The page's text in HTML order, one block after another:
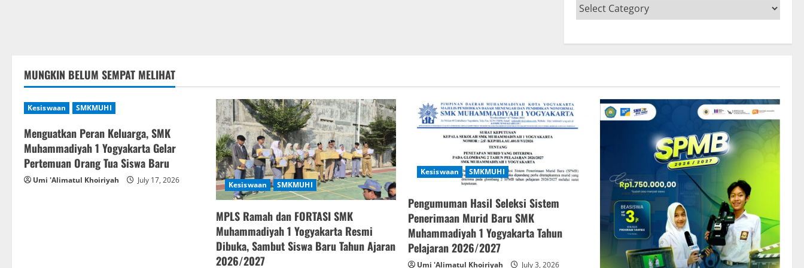
MUNGKIN BELUM SEMPAT MELIHAT
Kesiswaan SMKMUHI
Menguatkan Peran Keluarga, SMK
Muhammadiyah 1 Yogyakarta Gelar
Pertemuan Orang Tua Siswa Baru
Umi 'Alimatul Khoiriyah July 17, 2026 Kesiswaan SMKMUHI
MPLS Ramah dan FORTASI SMK
Muhammadiyah 1 Yogyakarta Resmi
Dibuka, Sambut Siswa Baru Tahun Ajaran
2026/2027
Kesiswaan SMKMUHI
Pengumuman Hasil Seleksi Sistem
Penerimaan Murid Baru SMK
Muhammadiyah 1 Yogyakarta Tahun
Pelajaran 2026/2027
Umi 'Alimatul Khoiriyah July 3, 2026